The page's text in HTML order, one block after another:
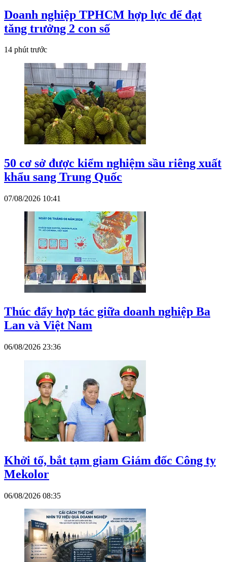
Doanh nghiệp TPHCM hợp lực để đạt
tăng trưởng 2 con số
14 phút trước
50 cơ sở được kiểm nghiệm sầu riêng xuất
khẩu sang Trung Quốc
07/08/2026 10:41
Thúc đẩy hợp tác giữa doanh nghiệp Ba
Lan và Việt Nam
06/08/2026 23:36
Khởi tố, bắt tạm giam Giám đốc Công ty
Mekolor
06/08/2026 08:35